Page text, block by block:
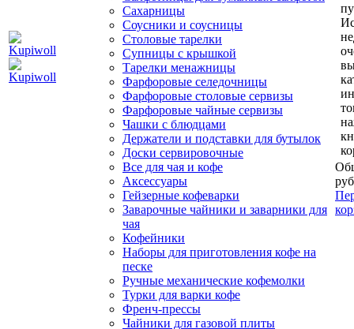
Сахарницы
Соусники и соусницы
Столовые тарелки
Супницы с крышкой
Тарелки менажницы
Фарфоровые селедочницы
Фарфоровые столовые сервизы
Фарфоровые чайные сервизы
Чашки с блюдцами
Держатели и подставки для бутылок
Доски сервировочные
Все для чая и кофе
Аксессуары
Гейзерные кофеварки
Заварочные чайники и заварники для
чая
Кофейники
Наборы для приготовления кофе на
песке
Ручные механические кофемолки
Турки для варки кофе
Френч-прессы
Чайники для газовой плиты